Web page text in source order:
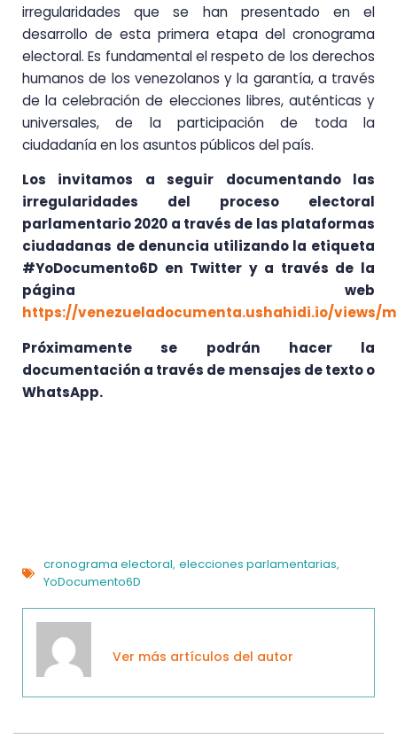
irregularidades que se han presentado en el
desarrollo de esta primera etapa del cronograma
electoral. Es fundamental el respeto de los derechos
humanos de los venezolanos y la garantía, a través
de la celebración de elecciones libres, auténticas y
universales, de la participación de toda la
ciudadanía en los asuntos públicos del país.
Los invitamos a seguir documentando las
irregularidades del proceso electoral
parlamentario 2020 a través de las plataformas
ciudadanas de denuncia utilizando la etiqueta
#YoDocumento6D en Twitter y a través de la
página web
https://venezueladocumenta.ushahidi.io/views/
Próximamente se podrán hacer la
documentación a través de mensajes de texto o
WhatsApp.
cronograma electoral, elecciones parlamentarias,
YoDocumento6D
Ver más artículos del autor